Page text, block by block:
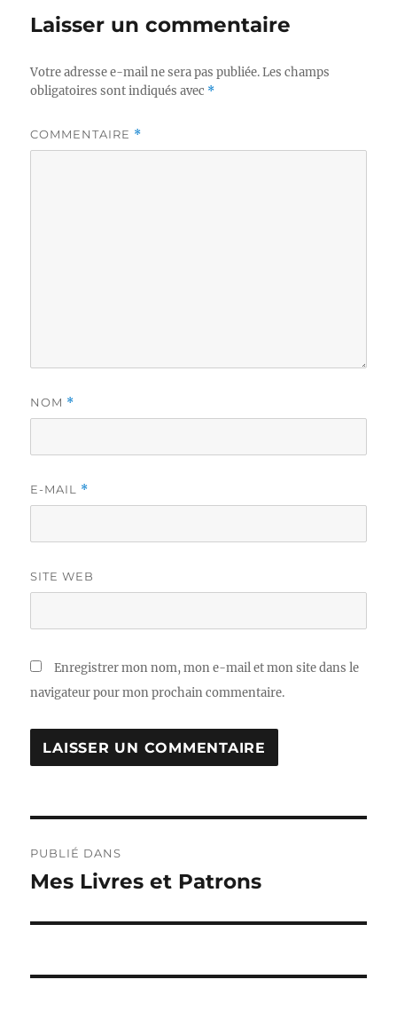
Laisser un commentaire
Votre adresse e-mail ne sera pas publiée. Les champs
obligatoires sont indiqués avec *
COMMENTAIRE *
NOM *
E-MAIL *
SITE WEB
Enregistrer mon nom, mon e-mail et mon site dans le
navigateur pour mon prochain commentaire.
de
PUBLIÉ DANS
Mes Livres et Patrons